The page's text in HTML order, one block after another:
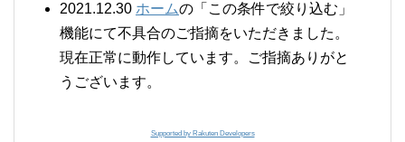
2021.12.30 ホームの「この条件で絞り込む」
機能にて不具合のご指摘をいただきました。
現在正常に動作しています。ご指摘ありがと
うございます。
Supported by Rakuten Developers